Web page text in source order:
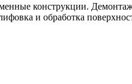
конструкции.
и обработка